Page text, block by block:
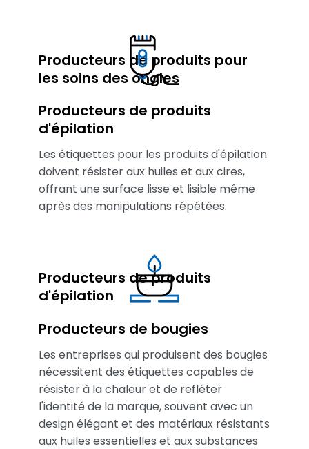
Producteurs de produits pour
les soins des ongles
Producteurs de produits
d'épilation
Les étiquettes pour les produits d'épilation
doivent résister aux huiles et aux cires,
offrant une surface lisse et lisible même
après des manipulations répétées.
Producteurs de produits
d'épilation
Producteurs de bougies
Les entreprises qui produisent des bougies
nécessitent des étiquettes capables de
résister à la chaleur et de refléter
l'identité de la marque, souvent avec un
design élégant et des matériaux résistants
aux huiles essentielles et aux substances